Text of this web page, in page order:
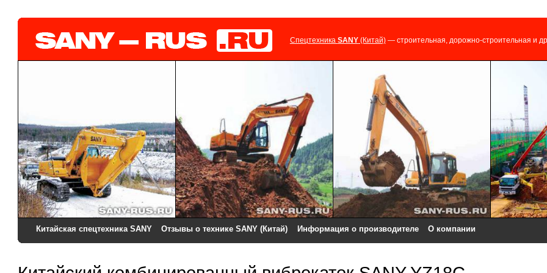
Спецтехника SANY(Китай)— строительная, дорожно-строительная и
Китайская спецтехника SANY Отзывы о технике SANY (Китай) Информация о производителе О компании